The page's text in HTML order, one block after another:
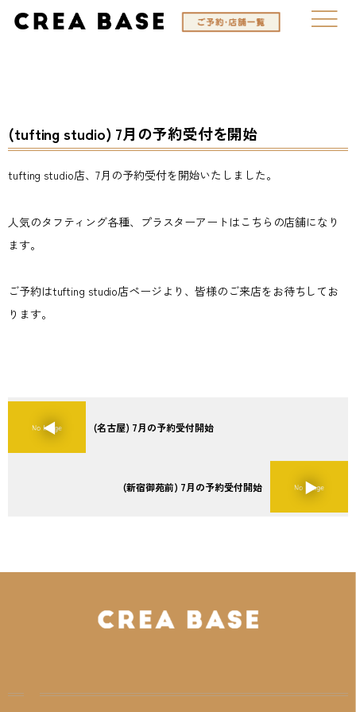
(tufting studio) 7月の予約受付を開始
tufting studio店、7月の予約受付を開始いたしました。
人気のタフティング各種、プラスターアートはこちらの店舗になり
ます。
ご予約はtufting studio店ページより、皆様のご来店をお待ちしてお
ります。
(名古屋) 7月の予約受付開始
(新宿御苑前) 7月の予約受付開始